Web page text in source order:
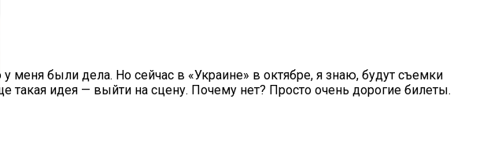
меня были дела. Но сейчас в «Украине» в октябре, я знаю, будут съемки
такая идея — выйти на сцену. Почему нет? Просто очень дорогие билеты.